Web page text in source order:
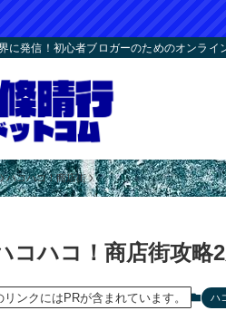
に発信！初心者ブロガーのためのオンラ
ハコハコ！商店街
コハコ！商店街攻略
リンクにはPRが含まれています。 ハ